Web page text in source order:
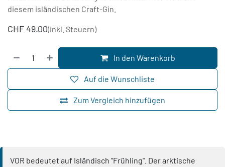
diesem isländischen Craft-Gin.
CHF 49.00(inkl. Steuern)
In den Warenkorb
Zum Vergleich hinzufügen
Auf die Wunschliste
VOR bedeutet auf Isländisch "Frühling". Der arktische